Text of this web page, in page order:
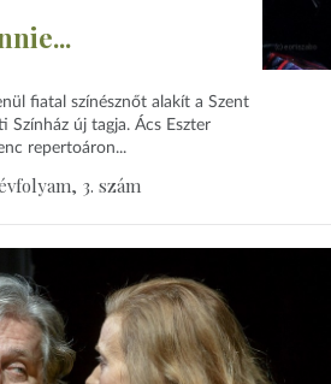
fiatal színésznőt alakít a Szent
Színház új tagja. Ács Eszter
repertoáron...
3. szám